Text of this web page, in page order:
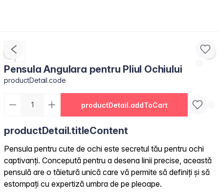
Pensula Angulara pentru Pliul Ochiului
productDetail.code
productDetail.addToCart
productDetail.titleContent
Pensula pentru cute de ochi este secretul tău pentru ochi
captivanți. Concepută pentru a desena linii precise, această
pensulă are o tăietură unică care vă permite să definiți și să
estompați cu expertiză umbra de pe pleoape.